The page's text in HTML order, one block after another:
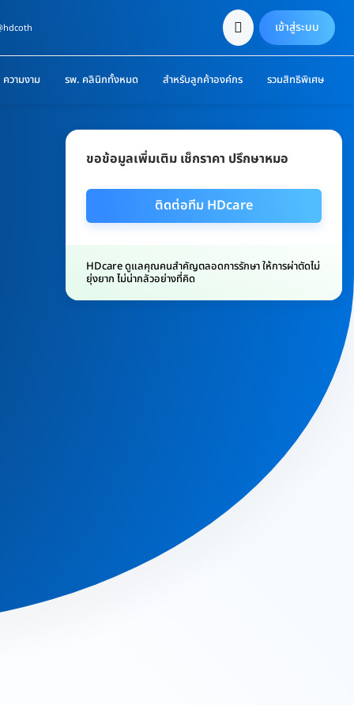
เข้าสู่ระบบ
ความงาม รพ. คลินิกทั้งหมด สำหรับลูกค้าองค์กร รวมสิทธิพิเศษ
ขอข้อมูลเพิ่มเติม เช็กราคา ปรึกษาหมอ
ติดต่อทีม HDcare
HDcare ดูแลคุณคนสำคัญตลอดการรักษา ให้การผ่าตัดไม่
ยุ่งยาก ไม่น่ากลัวอย่างที่คิด